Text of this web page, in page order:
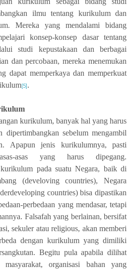
ilmu tentang kurikulum dan
Mereka yang mendalami bidang
konsep-konsep dasar tentang
studi kepustakaan dan berbagai
dan percobaan, mereka menemukan
dapat memperkaya dan memperkuat
[5].
kurikulum, banyak hal yang harus
dipertimbangkan sebelum mengambil
Apapun jenis kurikulumnya, pasti
asas yang harus dipegang.
kurikulum pada suatu Negara, baik di
(develoving countries), Negara
countries) bisa dipastikan
perbedaan yang mendasar, tetapi
Falsafah yang berlainan, bersifat
sekuler atau religious, akan memberi
dengan kurikulum yang dimiliki
Begitu pula apabila dilihat
masyarakat, organisasi bahan yang